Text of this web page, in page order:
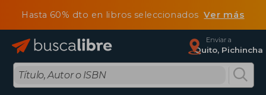
Hasta 60% dto en libros seleccionadosVer más
Enviar a
Quito, Pichincha